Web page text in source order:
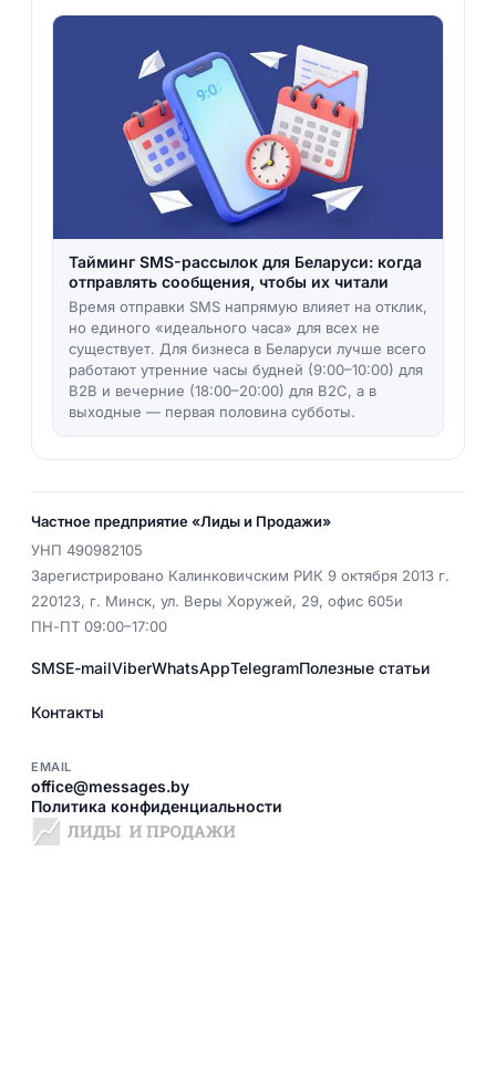
Тайминг SMS-рассылок для Беларуси: когда
отправлять сообщения, чтобы их читали
Время отправки SMS напрямую влияет на отклик,
но единого «идеального часа» для всех не
существует. Для бизнеса в Беларуси лучше всего
работают утренние часы будней (9:00–10:00) для
B2B и вечерние (18:00–20:00) для B2C, а в
выходные — первая половина субботы.
Частное предприятие «Лиды и Продажи»
УНП 490982105
Зарегистрировано Калинковичским РИК 9 октября 2013 г.
220123, г. Минск, ул. Веры Хоружей, 29, офис 605и
ПН-ПТ 09:00–17:00
SMSE-mailViberWhatsAppTelegramПолезные статьи
Контакты
EMAIL
office@messages.by
Политика конфиденциальности